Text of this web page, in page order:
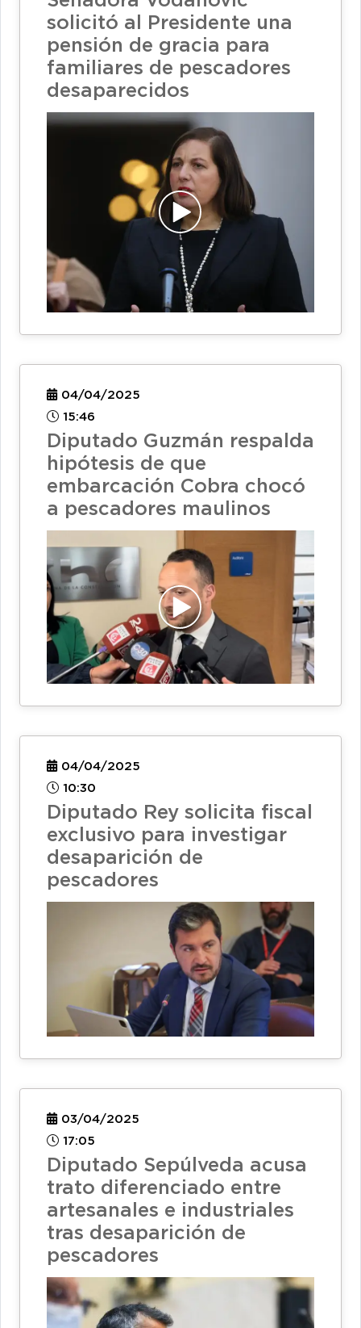
solicitó al Presidente una
pensión de gracia para
familiares de pescadores
desaparecidos
04/04/2025
15:46
Diputado Guzmán respalda
hipótesis de que
embarcación Cobra chocó
a pescadores maulinos
04/04/2025
10:30
Diputado Rey solicita fiscal
exclusivo para investigar
desaparición de
pescadores
03/04/2025
17:05
Diputado Sepúlveda acusa
trato diferenciado entre
artesanales e industriales
tras desaparición de
pescadores